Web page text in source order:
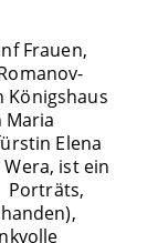
Frauen,
Königshaus
Maria
Elena
ist ein
Porträts,